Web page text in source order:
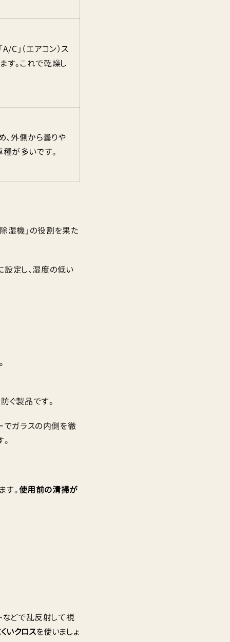
」（エアコン）ス
す。これで乾燥し
、外側から曇りや
種が多いです。
除湿機」の役割を果た
設定し、湿度の低い
ぐ製品です。
でガラスの内側を徹
す。使用前の清掃が
などで乱反射して視
いクロスを使いましょ